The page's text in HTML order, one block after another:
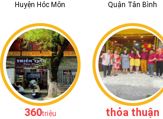
Huyện Hóc Môn
Quận Tân Bình
360triệu
thỏa thuận